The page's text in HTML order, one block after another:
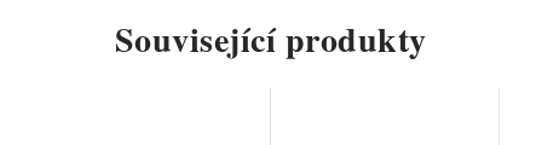
Související produkty